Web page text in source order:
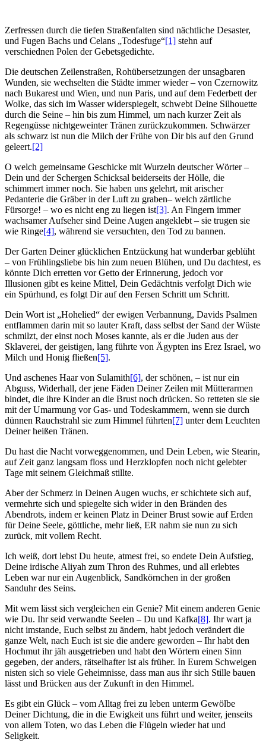
Zerfressen durch die tiefen Straßenfalten sind nächtliche Desaster,
und Fugen Bachs und Celans „Todesfuge“[1] stehn auf
verschiednen Polen der Gebetsgedichte.
Die deutschen Zeilenstraßen, Rohübersetzungen der unsagbaren
Wunden, sie wechselten die Städte immer wieder – von Czernowitz
nach Bukarest und Wien, und nun Paris, und auf dem Federbett der
Wolke, das sich im Wasser widerspiegelt, schwebt Deine Silhouette
durch die Seine – hin bis zum Himmel, um nach kurzer Zeit als
Regengüsse nichtgeweinter Tränen zurückzukommen. Schwärzer
als schwarz ist nun die Milch der Frühe von Dir bis auf den Grund
geleert.[2]
O welch gemeinsame Geschicke mit Wurzeln deutscher Wörter –
Dein und der Schergen Schicksal beiderseits der Hölle, die
schimmert immer noch. Sie haben uns gelehrt, mit arischer
Pedanterie die Gräber in der Luft zu graben– welch zärtliche
Fürsorge! – wo es nicht eng zu liegen ist[3]. An Fingern immer
wachsamer Aufseher sind Deine Augen angeklebt – sie trugen sie
wie Ringe[4], während sie versuchten, den Tod zu bannen.
Der Garten Deiner glücklichen Entzückung hat wunderbar geblüht
– von Frühlingsliebe bis hin zum neuen Blühen, und Du dachtest, es
könnte Dich erretten vor Getto der Erinnerung, jedoch vor
Illusionen gibt es keine Mittel, Dein Gedächtnis verfolgt Dich wie
ein Spürhund, es folgt Dir auf den Fersen Schritt um Schritt.
Dein Wort ist „Hohelied“ der ewigen Verbannung, Davids Psalmen
entflammen darin mit so lauter Kraft, dass selbst der Sand der Wüste
schmilzt, der einst noch Moses kannte, als er die Juden aus der
Sklaverei, der geistigen, lang führte von Ägypten ins Erez Israel, wo
Milch und Honig fließen[5].
Und aschenes Haar von Sulamith[6], der schönen, – ist nur ein
Abguss, Widerhall, der jene Fäden Deiner Zeilen mit Mütterarmen
bindet, die ihre Kinder an die Brust noch drücken. So retteten sie sie
mit der Umarmung vor Gas- und Todeskammern, wenn sie durch
dünnen Rauchstrahl sie zum Himmel führten[7] unter dem Leuchten
Deiner heißen Tränen.
Du hast die Nacht vorweggenommen, und Dein Leben, wie Stearin,
auf Zeit ganz langsam floss und Herzklopfen noch nicht gelebter
Tage mit seinem Gleichmaß stillte.
Aber der Schmerz in Deinen Augen wuchs, er schichtete sich auf,
vermehrte sich und spiegelte sich wider in den Bränden des
Abendrots, indem er keinen Platz in Deiner Brust sowie auf Erden
für Deine Seele, göttliche, mehr ließ, ER nahm sie nun zu sich
zurück, mit vollem Recht.
Ich weiß, dort lebst Du heute, atmest frei, so endete Dein Aufstieg,
Deine irdische Aliyah zum Thron des Ruhmes, und all erlebtes
Leben war nur ein Augenblick, Sandkörnchen in der großen
Sanduhr des Seins.
Mit wem lässt sich vergleichen ein Genie? Mit einem anderen Genie
wie Du. Ihr seid verwandte Seelen – Du und Kafka[8]. Ihr wart ja
nicht imstande, Euch selbst zu ändern, habt jedoch verändert die
ganze Welt, nach Euch ist sie die andere geworden – Ihr habt den
Hochmut ihr jäh ausgetrieben und habt den Wörtern einen Sinn
gegeben, der anders, rätselhafter ist als früher. In Eurem Schweigen
nisten sich so viele Geheimnisse, dass man aus ihr sich Stille bauen
lässt und Brücken aus der Zukunft in den Himmel.
Es gibt ein Glück – vom Alltag frei zu leben unterm Gewölbe
Deiner Dichtung, die in die Ewigkeit uns führt und weiter, jenseits
von allem Toten, wo das Leben die Flügeln wieder hat und
Seligkeit.